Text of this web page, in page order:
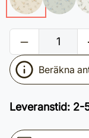
Beräkna
Leveranstid: 2-